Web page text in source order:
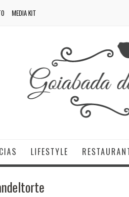
MEDIA KIT
LIFESTYLE